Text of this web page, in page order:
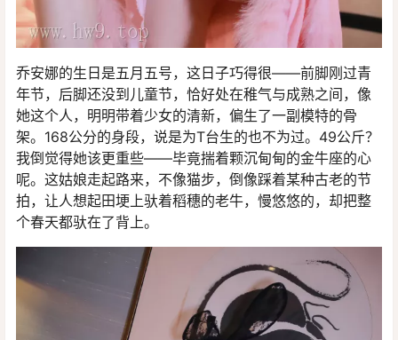
乔安娜的生日是五月五号，这日子巧得很——前脚刚过青
年节，后脚还没到儿童节，恰好处在稚气与成熟之间，像
她这个人，明明带着少女的清新，偏生了一副模特的骨
架。168公分的身段，说是为T台生的也不为过。49公斤？
我倒觉得她该更重些——毕竟揣着颗沉甸甸的金牛座的心
呢。这姑娘走起路来，不像猫步，倒像踩着某种古老的节
拍，让人想起田埂上驮着稻穗的老牛，慢悠悠的，却把整
个春天都驮在了背上。